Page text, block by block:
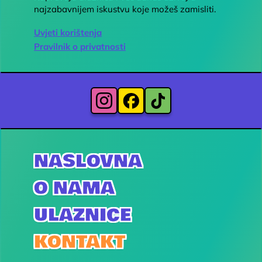
najzabavnijem iskustvu koje možeš zamisliti.
Uvjeti korištenja
Pravilnik o privatnosti
NASLOVNA
O NAMA
ULAZNICE
KONTAKT